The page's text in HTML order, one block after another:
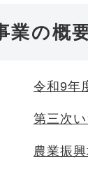
業の概
令和9年
第三次
農業振